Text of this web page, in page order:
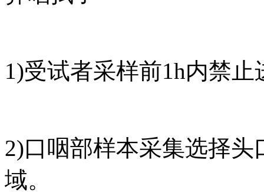
1)受试者采样前1h内禁
2)口咽部样本采集选择
域。